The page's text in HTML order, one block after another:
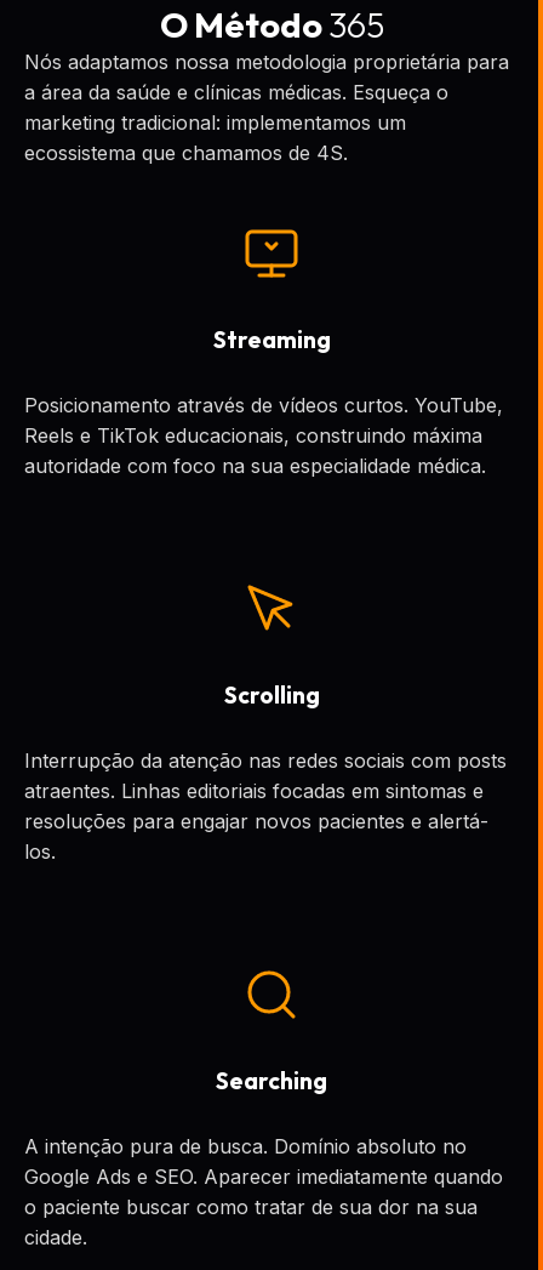
O Método365
Nós adaptamos nossa metodologia proprietária para
a área da saúde e clínicas médicas. Esqueça o
marketing tradicional: implementamos um
ecossistema que chamamos de 4S.
Streaming
Posicionamento através de vídeos curtos. YouTube,
Reels e TikTok educacionais, construindo máxima
autoridade com foco na sua especialidade médica.
Scrolling
Interrupção da atenção nas redes sociais com posts
atraentes. Linhas editoriais focadas em sintomas e
resoluções para engajar novos pacientes e alertá-
los.
Searching
A intenção pura de busca. Domínio absoluto no
Google Ads e SEO. Aparecer imediatamente quando
o paciente buscar como tratar de sua dor na sua
cidade.